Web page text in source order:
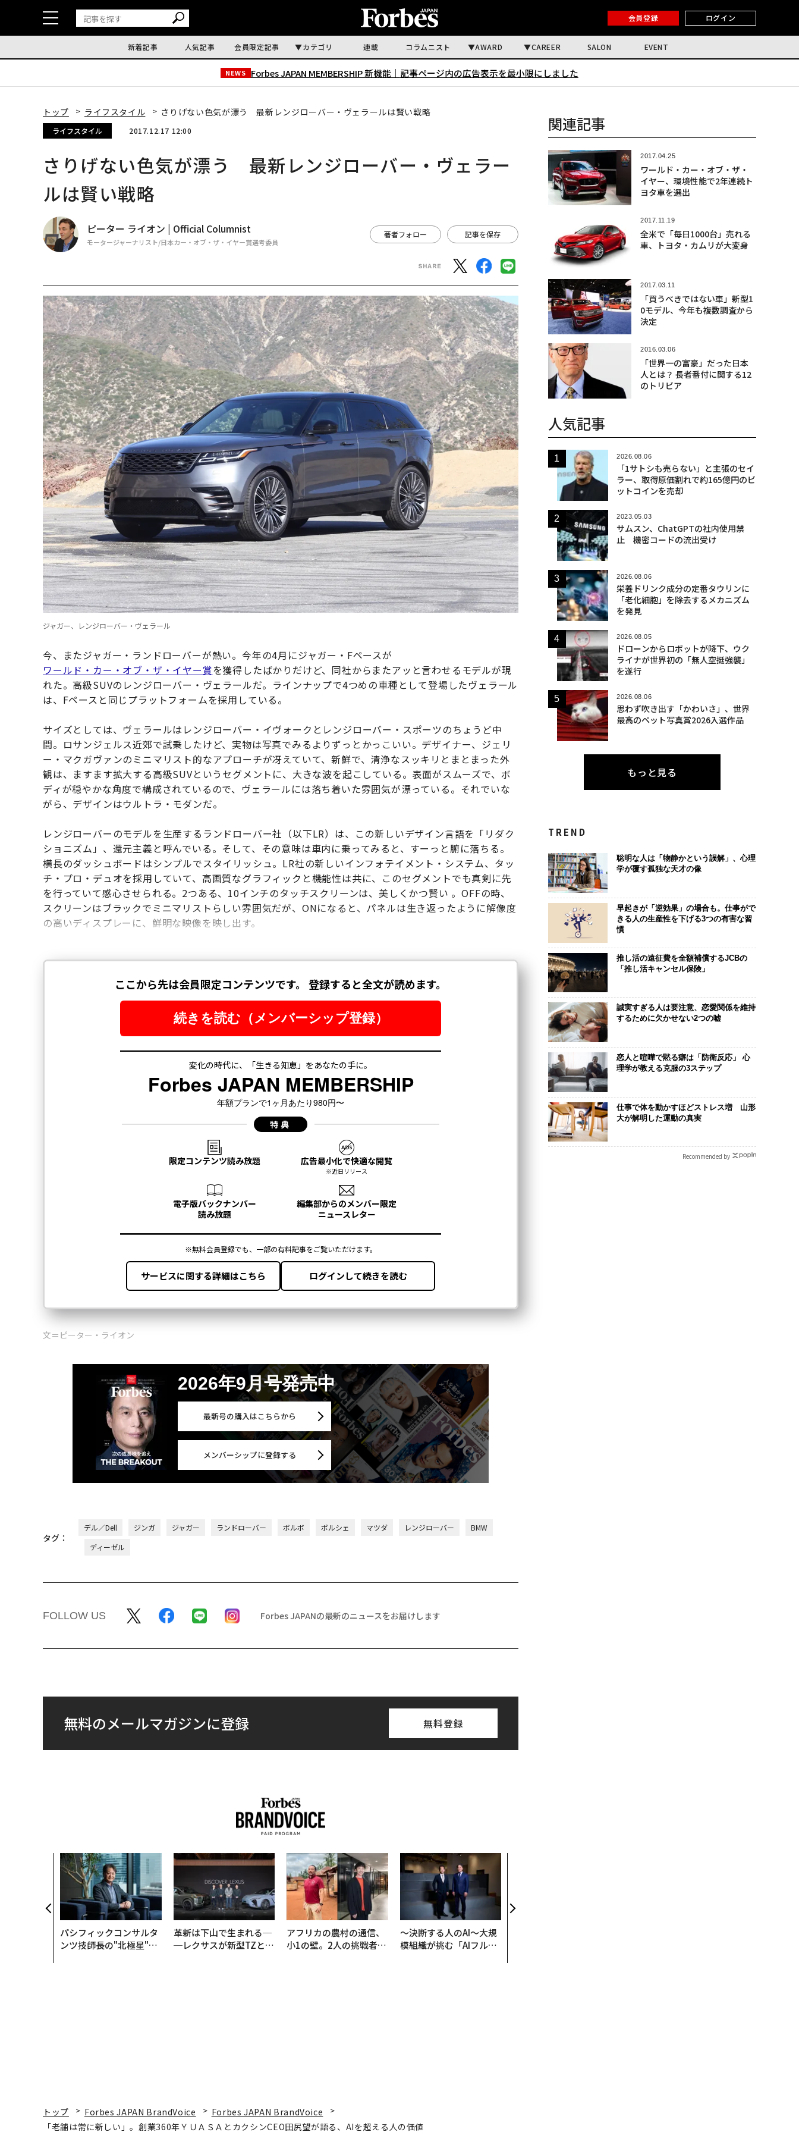
会員登録 ログイン
新着記事 人気記事 会員限定記事 カテゴリ 連載 コラムニスト AWARD CAREER SALON EVENT
NEWS Forbes JAPAN MEMBERSHIP 新機能｜ 記事ページ内の広告表示を最小限にしました
トップ ライフスタイル さりげない色気が漂う 最新レンジローバー・ヴェラールは賢い戦略
ライフスタイル 2017.12.17 12:00
さりげない色気が漂う 最新レンジローバー・ヴェラー
ルは賢い戦略
ピーター ライオン | Official Columnist
モータージャーナリスト/日本カー・オブ・ザ・イヤー賞選考委員
著者フォロー 記事を保存
ジャガー、レンジローバー・ヴェラール
今、またジャガー・ランドローバーが熱い。今年の4月にジャガー・Fペースが
ワールド・カー・オブ・ザ・イヤー賞を獲得したばかりだけど、同社からまたアッと言わせるモデルが現
れた。高級SUVのレンジローバー・ヴェラールだ。ラインナップで4つめの車種として登場したヴェラール
は、Fペースと同じプラットフォームを採用している。
サイズとしては、ヴェラールはレンジローバー・イヴォークとレンジローバー・スポーツのちょうど中
間。ロサンジェルス近郊で試乗したけど、実物は写真でみるよりずっとかっこいい。デザイナー、ジェリ
ー・マクガヴァンのミニマリスト的なアプローチが冴えていて、新鮮で、清浄なスッキリとまとまった外
観は、ますます拡大する高級SUVというセグメントに、大きな波を起こしている。表面がスムーズで、ボ
ディが穏やかな角度で構成されているので、ヴェラールには落ち着いた雰囲気が漂っている。それでいな
がら、デザインはウルトラ・モダンだ。
レンジローバーのモデルを生産するランドローバー社（以下LR）は、この新しいデザイン言語を「リダク
ショニズム」、還元主義と呼んでいる。そして、その意味は車内に乗ってみると、すーっと腑に落ちる。
横長のダッシュボードはシンプルでスタイリッシュ。LR社の新しいインフォテイメント・システム、タッ
チ・プロ・デュオを採用していて、高画質なグラフィックと機能性は共に、このセグメントでも真剣に先
を行っていて感心させられる。2つある、10インチのタッチスクリーンは、美しくかつ賢い 。OFFの時、
スクリーンはブラックでミニマリストらしい雰囲気だが、ONになると、パネルは生き返ったように解像度
の高いディスプレーに、鮮明な映像を映し出す。
文＝ピーター・ライオン
2026年9月号発売中
最新号の購入はこちらから
メンバーシップに登録する
タグ：
デル／Dell ジンガ ジャガー ランドローバー ボルボ ポルシェ マツダ レンジローバー
BMW
ディーゼル
FOLLOW US Forbes JAPANの最新のニュースをお届けします
無料のメールマガジンに登録 無料登録
パシフィックコンサルタ
ンツ技師長の"北極星"。
革新は下山で生まれる─
─レクサスが新型TZとE
アフリカの農村の通信、
小1の壁。2人の挑戦者が
〜決断する人のAI〜大規
模組織が挑む「AIフル実
×PwC】
関連記事
2017.04.25
ワールド・カー・オブ・ザ・
イヤー、環境性能で2年連続ト
ヨタ車を選出
2017.11.19
全米で「毎日1000台」売れる
車、トヨタ・カムリが大変身
2017.03.11
「買うべきではない車」新型1
0モデル、今年も複数調査から
決定
2016.03.06
「世界一の富豪」だった日本
人とは？ 長者番付に関する12
のトリビア
人気記事
2026.08.06
「1サトシも売らない」と主張のセイ
ラー、取得原価割れで約165億円のビ
ットコインを売却
2023.05.03
サムスン、ChatGPTの社内使用禁
止 機密コードの流出受け
2026.08.06
栄養ドリンク成分の定番タウリンに
「老化細胞」を除去するメカニズム
を発見
2026.08.05
ドローンからロボットが降下、ウク
ライナが世界初の「無人空挺強襲」
を遂行
2026.08.06
思わず吹き出す「かわいさ」、世界
最高のペット写真賞2026入選作品
もっと見る
TREND
聡明な人は「物静かという誤解」、心理
学が覆す孤独な天才の像
早起きが「逆効果」の場合も。仕事がで
きる人の生産性を下げる3つの有害な習
慣
推し活の遠征費を全額補償するJCBの
「推し活キャンセル保険」
誠実すぎる人は要注意、恋愛関係を維持
するために欠かせない2つの嘘
恋人と喧嘩で黙る癖は「防衛反応」 心
理学が教える克服の3ステップ
仕事で体を動かすほどストレス増 山形
大が解明した運動の真実
Recommended by
トップ Forbes JAPAN BrandVoice
Forbes JAPAN BrandVoice
「老舗は常に新しい」。創業360年ＹＵＡＳＡとカクシンCEO田尻望が語る、AIを超える人の価値